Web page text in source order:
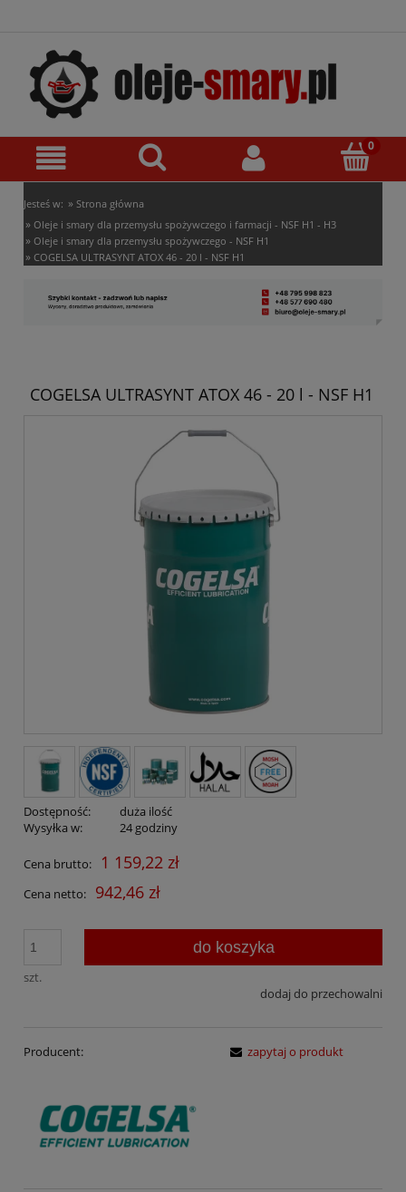
Jesteś w: » Strona główna
» Oleje i smary dla przemysłu spożywczego i farmacji - NSF H1 - H3
» Oleje i smary dla przemysłu spożywczego - NSF H1
» COGELSA ULTRASYNT ATOX 46 - 20 l - NSF H1
COGELSA ULTRASYNT ATOX 46 - 20 l - NSF H1
Dostępność:
duża ilość
Wysyłka w:
24 godziny
Cena brutto: 1 159,22 zł
Cena netto: 942,46 zł
szt.
do koszyka
dodaj do przechowalni
Producent: zapytaj o produkt